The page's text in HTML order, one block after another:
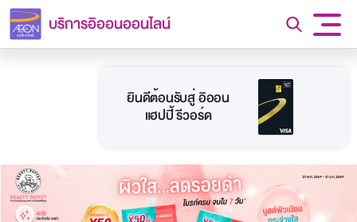
บริการอิออนออนไลน์
ยินดีต้อนรับสู่ อิออน
แฮปปี้ รีวอร์ด